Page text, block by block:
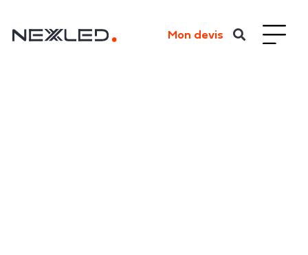
Mon devis